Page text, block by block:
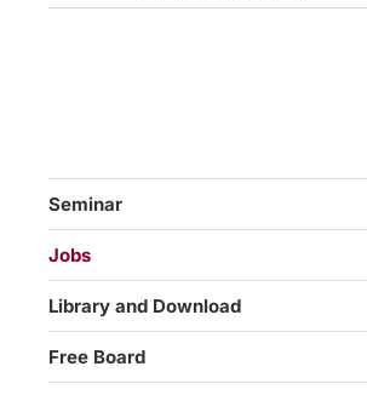
Seminar
Jobs
Library and Download
Free Board